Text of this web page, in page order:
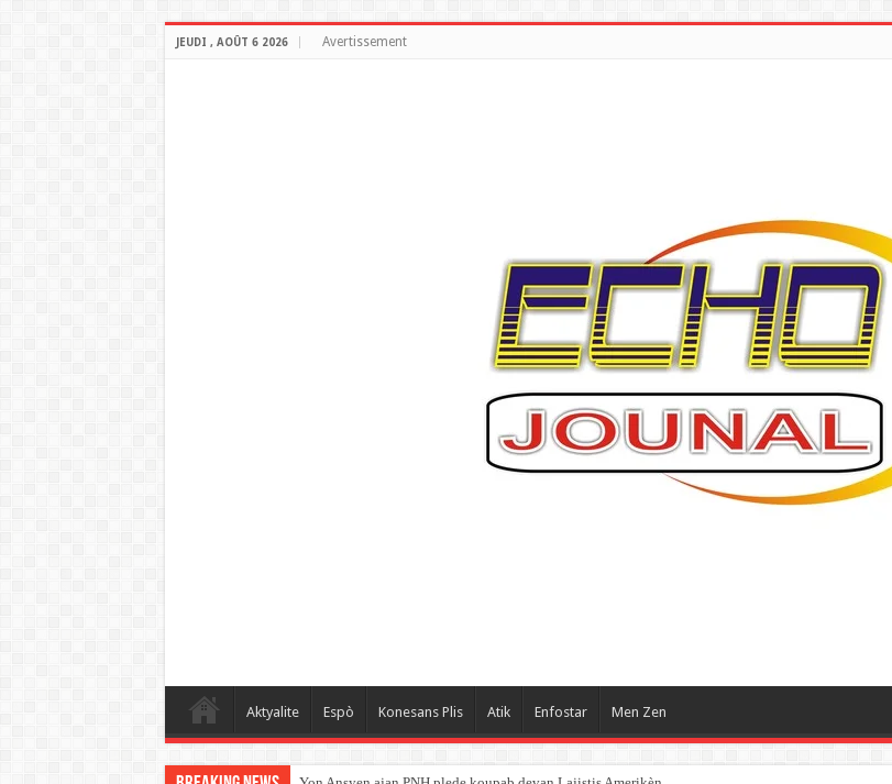
JEUDI , AOÛT 6 2026 Avertissement
Aktyalite Espò Konesans Plis Atik Enfostar Men Zen